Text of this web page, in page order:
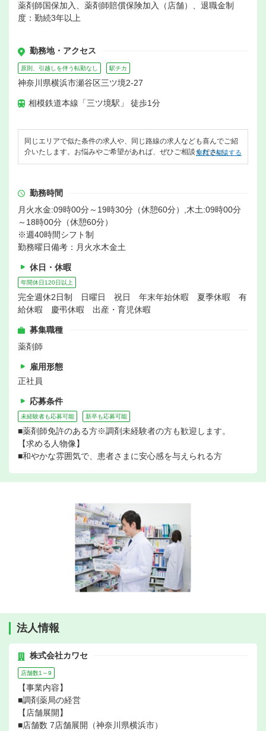
薬剤師国保加入、薬剤師賠償保険加入（店舗）、退職金制
度：勤続3年以上
勤務地・アクセス
原則、引越しを伴う転勤なし 駅チカ
神奈川県横浜市瀬谷区三ツ境2-27
相模鉄道本線「三ツ境駅」 徒歩1分
同じエリアで似た条件の求人や、同じ路線の求人なども喜んでご紹
介いたします。お悩みやご希望があれば、ぜひご相談ください。
無料で相談する
勤務時間
月火水金:09時00分～19時30分（休憩60分）,木土:09時00分
～18時00分（休憩60分）
※週40時間シフト制
勤務曜日備考：月火水木金土
休日・休暇
年間休日120日以上
完全週休2日制 日曜日 祝日 年末年始休暇 夏季休暇 有
給休暇 慶弔休暇 出産・育児休暇
募集職種
薬剤師
雇用形態
正社員
応募条件
未経験者も応募可能 新卒も応募可能
■薬剤師免許のある方※調剤未経験者の方も歓迎します。
【求める人物像】
■和やかな雰囲気で、患者さまに安心感を与えられる方
法人情報
株式会社カワセ
店舗数1～9
【事業内容】
■調剤薬局の経営
【店舗展開】
■店舗数 7店舗展開（神奈川県横浜市）